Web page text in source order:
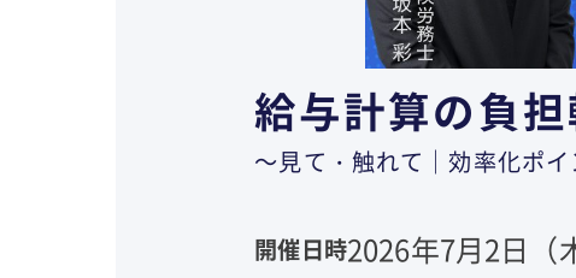
給与計算の負
～見て・触れて｜効率化ポ
開催日時2026年7月2日（